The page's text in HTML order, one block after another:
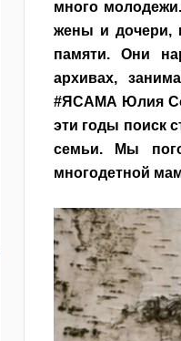
много
жены и дочери,
памяти. Они
архивах,
#ЯСАМА Юлия
эти годы поиск
семьи. Мы
многодетной